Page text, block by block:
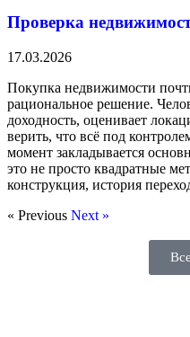
Проверка
17.03.2026
Покупка недвижимости
рациональное решение.
доходность, оценивает
верить, что всё под
момент закладывается
это не просто квадратные
конструкция, история
« Previous Next »